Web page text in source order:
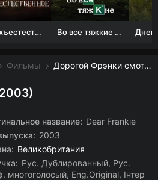
Сверхъестественное Во все тяжкие 1-5 сезон
Фильмы Дорогой Фрэнки смотреть онлайн бесплатно
название: Dear Frankie
2003
Великобритания
Рус. Дублированный, Рус.
многоголосый, Eng.Original, Інтер